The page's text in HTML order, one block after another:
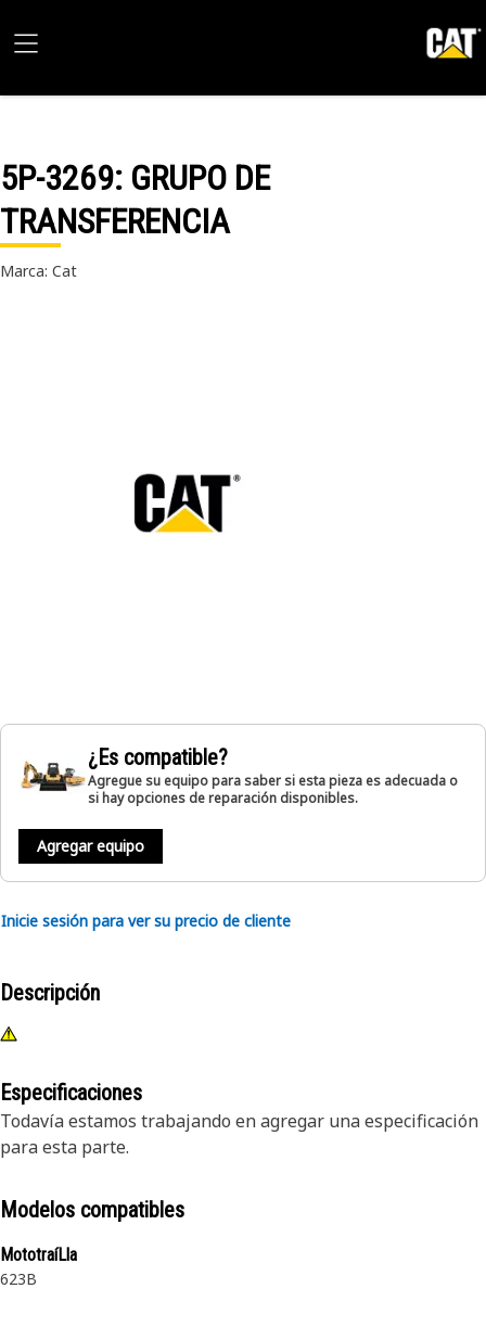
5P-3269: GRUPO DE
TRANSFERENCIA
Marca: Cat
¿Es compatible?
Agregue su equipo para saber si esta pieza es adecuada o
si hay opciones de reparación disponibles.
Agregar equipo
Inicie sesión para ver su precio de cliente
Descripción
Especificaciones
Todavía estamos trabajando en agregar una especificación
para esta parte.
Modelos compatibles
MototraíLla
623B